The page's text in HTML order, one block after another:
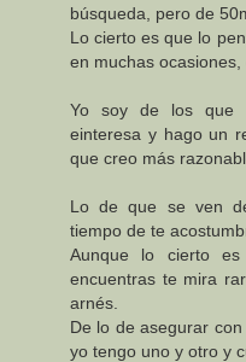
búsqueda, pero de
Lo cierto es que lo
en muchas
Yo soy de los que
einteresa y hago un
que creo más
Lo de que se ven
tiempo de te
Aunque lo cierto
encuentras te mira
arnés.
De lo de asegurar
yo tengo uno y otro y